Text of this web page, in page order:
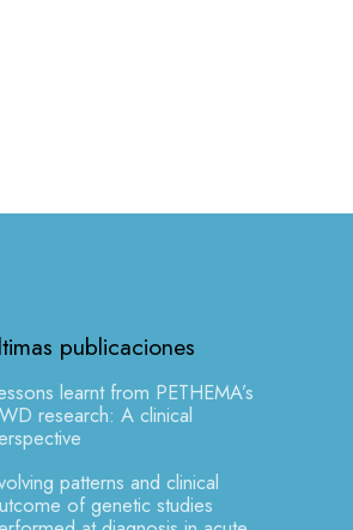
publicaciones
learnt from PETHEMA’s
research: A clinical
patterns and clinical
of genetic studies